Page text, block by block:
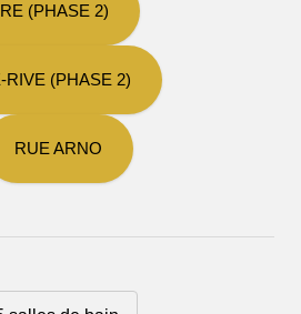
(PHASE 2)
(PHASE 2)
RUE ARNO